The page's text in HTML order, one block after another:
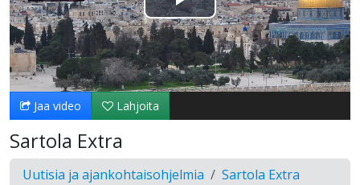
Toista
Video
Jaa video Lahjoita
Sartola Extra
Uutisia ja ajankohtaisohjelmia Sartola Extra